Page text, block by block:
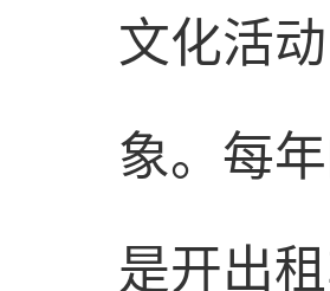
文化活
象。每
是开出